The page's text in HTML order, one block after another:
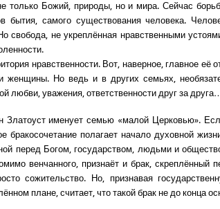
только Божий, природы, но и мира. Сейчас
бытия, самого существования человека.
свобода, не укреплённая нравственными
нравственности. Вот, наверное, главное
женщины. Но ведь и в других семьях,
любви, уважения, ответственности друг за
Златоуст именует семью «малой Церковью».
бракосочетание полагает начало духовной
перед Богом, государством, людьми и
венчанного, признаёт и брак, скреплённый
сожительство. Но, признавая
плане, считает, что такой брак не до конца